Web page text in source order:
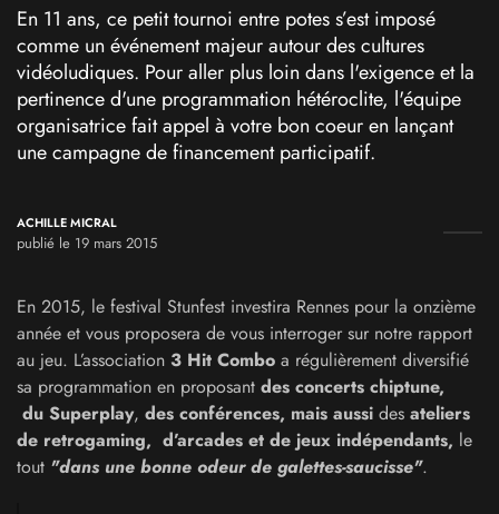
En 11 ans, ce petit tournoi entre potes s’est imposé
comme un événement majeur autour des cultures
vidéoludiques. Pour aller plus loin dans l'exigence et la
pertinence d'une programmation hétéroclite, l'équipe
organisatrice fait appel à votre bon coeur en lançant
une campagne de financement participatif.
ACHILLE MICRAL
publié le 19 mars 2015
En 2015, le festival Stunfest investira Rennes pour la onzième
année et vous proposera de vous interroger sur notre rapport
au jeu. L’association 3 Hit Combo a régulièrement diversifié
sa programmation en proposant des concerts chiptune,
du Superplay, des conférences, mais aussi des ateliers
de retrogaming, d’arcades et de jeux indépendants, le
tout "dans une bonne odeur de galettes-saucisse".